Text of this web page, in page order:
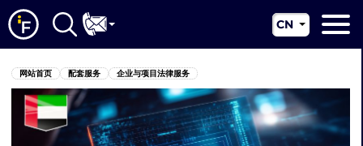
关于我们
配套服务
CN
EN
UA
网站首页 配套服务 企业与项目法律服务